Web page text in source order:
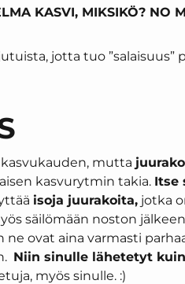
KASVI, MIKSIKÖ? NO
jotta tuo ”salaisuus”
mutta
kasvurytmin takia. Itse
isoja juurakoita, jotka
säilömään noston
ne ovat aina varmasti
Niin sinulle lähetetyt
myös sinulle. :)